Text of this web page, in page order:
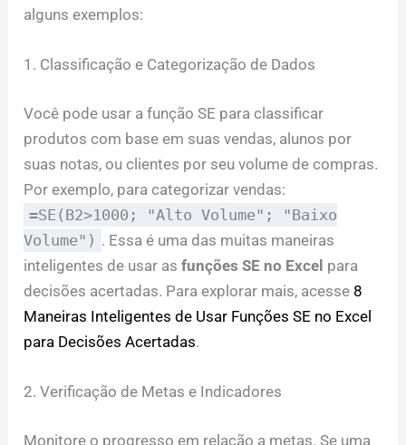
alguns exemplos:
1. Classificação e Categorização de Dados
Você pode usar a função SE para classificar
produtos com base em suas vendas, alunos por
suas notas, ou clientes por seu volume de compras.
Por exemplo, para categorizar vendas:
=SE(B2>1000; "Alto Volume"; "Baixo
Volume") . Essa é uma das muitas maneiras
inteligentes de usar asfunções SE no Excel para
decisões acertadas. Para explorar mais, acesse 8
Maneiras Inteligentes de Usar Funções SE no Excel
para Decisões Acertadas.
2. Verificação de Metas e Indicadores
Monitore o progresso em relação a metas. Se uma